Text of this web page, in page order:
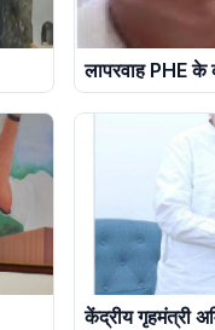
लापरवाह PHE के
केंद्रीय गृहमंत्री